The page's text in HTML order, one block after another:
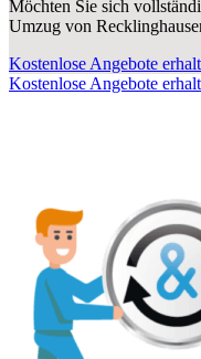
Möchten Sie sich
Umzug von
Kostenlose Angebote
Kostenlose Angebote